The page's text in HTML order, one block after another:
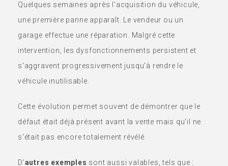
Quelques semaines après l'acquisition du véhicule,
une première panne apparaît. Le vendeur ou un
garage effectue une réparation. Malgré cette
intervention, les dysfonctionnements persistent et
s'aggravent progressivement jusqu'à rendre le
véhicule inutilisable.
Cette évolution permet souvent de démontrer que le
défaut était déjà présent avant la vente mais qu'il ne
s'était pas encore totalement révélé.
D’autres exemples sont aussi valables, tels que :